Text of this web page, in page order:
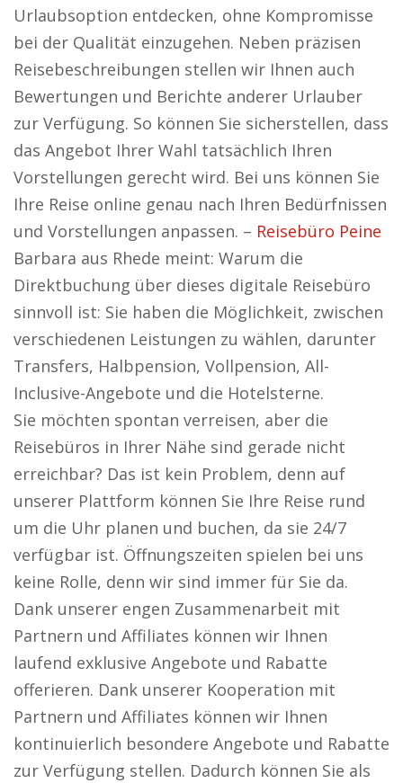
Urlaubsoption entdecken, ohne Kompromisse
bei der Qualität einzugehen. Neben präzisen
Reisebeschreibungen stellen wir Ihnen auch
Bewertungen und Berichte anderer Urlauber
zur Verfügung. So können Sie sicherstellen, dass
das Angebot Ihrer Wahl tatsächlich Ihren
Vorstellungen gerecht wird. Bei uns können Sie
Ihre Reise online genau nach Ihren Bedürfnissen
und Vorstellungen anpassen. – Reisebüro Peine
Barbara aus Rhede meint: Warum die
Direktbuchung über dieses digitale Reisebüro
sinnvoll ist: Sie haben die Möglichkeit, zwischen
verschiedenen Leistungen zu wählen, darunter
Transfers, Halbpension, Vollpension, All-
Inclusive-Angebote und die Hotelsterne.
Sie möchten spontan verreisen, aber die
Reisebüros in Ihrer Nähe sind gerade nicht
erreichbar? Das ist kein Problem, denn auf
unserer Plattform können Sie Ihre Reise rund
um die Uhr planen und buchen, da sie 24/7
verfügbar ist. Öffnungszeiten spielen bei uns
keine Rolle, denn wir sind immer für Sie da.
Dank unserer engen Zusammenarbeit mit
Partnern und Affiliates können wir Ihnen
laufend exklusive Angebote und Rabatte
offerieren. Dank unserer Kooperation mit
Partnern und Affiliates können wir Ihnen
kontinuierlich besondere Angebote und Rabatte
zur Verfügung stellen. Dadurch können Sie als